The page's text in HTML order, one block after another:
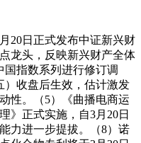
日正式发布中证新兴财
龙头，反映新兴财产全体
国指数系列进行修订调
）收盘后生效，估计激发
性。（5）《曲播电商运
》正式实施，自3月20日
力进一步提拔。（8）诺